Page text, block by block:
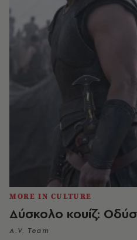
MORE IN CULTURE
Δύσκολο κουίζ:
A.V. Team